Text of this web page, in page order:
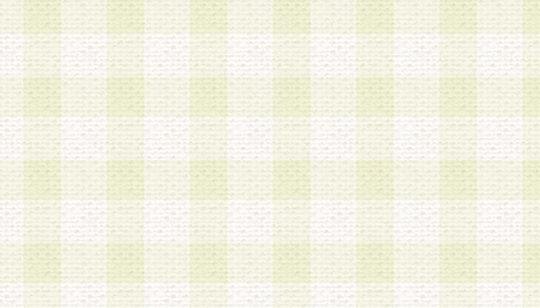
第4条 ログインIDおよびパスワードの管理
1.会員は、会員登録後、本サイト内にて本サービ
加する際には、前条に基づき当社から付与された
スワードを使用するものとします。
2.登録の際に当社が付与したログインIDおよびパ
の使用に関しては、全て会員本人がその責任を負
3.会員は、当社から付与されたログインIDおよび
貸与、名義変更、売買その他形態を問わず第三者